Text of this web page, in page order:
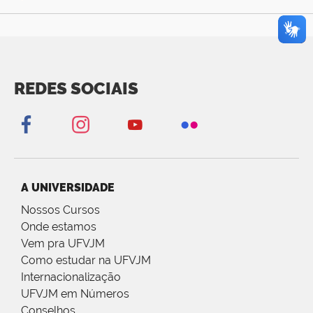
REDES SOCIAIS
A UNIVERSIDADE
Nossos Cursos
Onde estamos
Vem pra UFVJM
Como estudar na UFVJM
Internacionalização
UFVJM em Números